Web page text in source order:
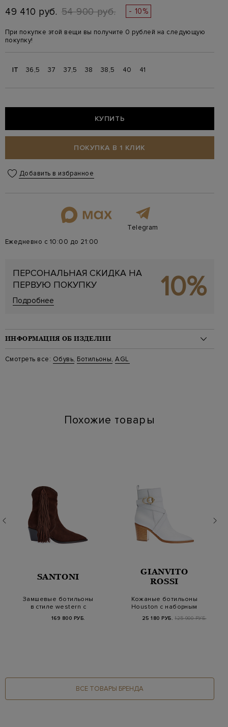
49 410 руб. 54 900 руб. - 10%
При покупке этой вещи вы получите 0 рублей на следующую
покупку!
IT 36,5 37 37,5 38 38,5 40 41
КУПИТЬ
ПОКУПКА В 1 КЛИК
Добавить в избранное
Telegram
Ежедневно с 10:00 до 21:00
ПЕРСОНАЛЬНАЯ СКИДКА НА
ПЕРВУЮ ПОКУПКУ
Подробнее 10%
ИНФОРМАЦИЯ ОБ ИЗДЕЛИИ
Материал: замша 100%, мех 100%
Цвет: Коричневый
Смотреть все: Обувь, Ботильоны,AGL
Похожие товары
SANTONI
Замшевые ботильоны
в стиле western с
169 800 РУБ.
GIANVITO
ROSSI
Кожаные ботильоны
Houston с наборным
25 180 РУБ. 125 900 РУБ.
ВСЕ ТОВАРЫ БРЕНДА